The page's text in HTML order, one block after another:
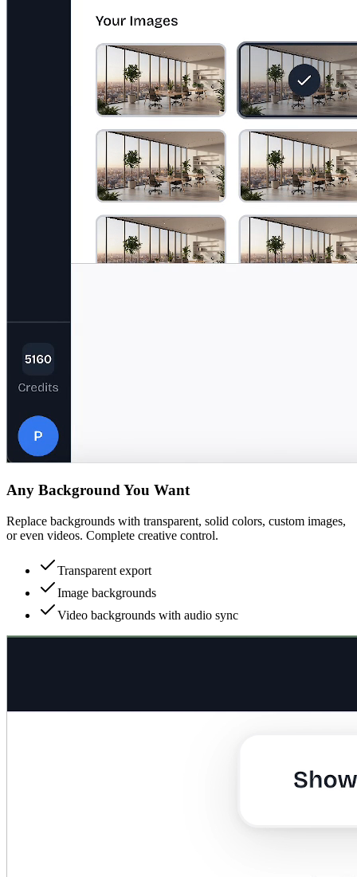
Any Background You Want
Replace backgrounds with transparent, solid colors, custom images,
or even videos. Complete creative control.
Transparent export
Image backgrounds
Video backgrounds with audio sync